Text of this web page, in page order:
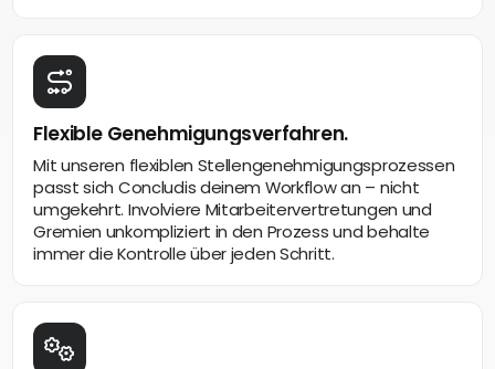
Flexible Genehmigungsverfahren.
Mit unseren flexiblen Stellengenehmigungsprozessen
passt sich Concludis deinem Workflow an – nicht
umgekehrt. Involviere Mitarbeitervertretungen und
Gremien unkompliziert in den Prozess und behalte
immer die Kontrolle über jeden Schritt.